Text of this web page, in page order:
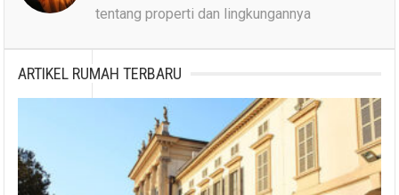
tentang properti dan lingkungannya
ARTIKEL RUMAH TERBARU